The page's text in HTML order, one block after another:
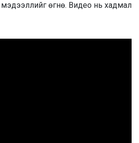
мэдээллийг өгнө. Видео нь хадмал